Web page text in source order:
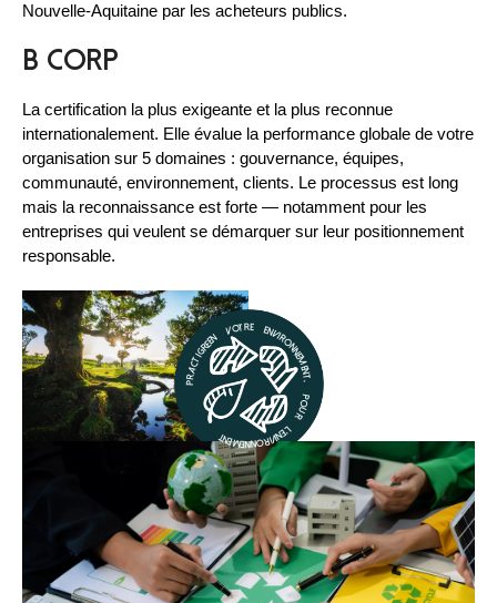
Practigreen votre environnement, pour l’Environnement
Nouvelle-Aquitaine par les acheteurs publics.
B Corp
La certification la plus exigeante et la plus reconnue
internationalement. Elle évalue la performance globale de votre
organisation sur 5 domaines : gouvernance, équipes,
communauté, environnement, clients. Le processus est long
mais la reconnaissance est forte — notamment pour les
entreprises qui veulent se démarquer sur leur positionnement
responsable.